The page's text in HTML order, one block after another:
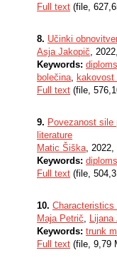
Full text (file,
8. Učinki
Asja Jakopič,
Keywords:
bolečina, kakovost
Full text (file,
9. Povezanost
literature
Matic Šiška, 2022,
Keywords:
Full text (file,
10.
Maja Petrič, Lijana
Keywords: trunk
Full text (file, 9,79